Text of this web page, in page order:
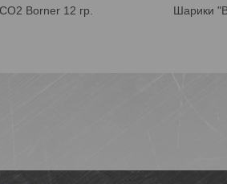
Borner 12 гр. Шарики